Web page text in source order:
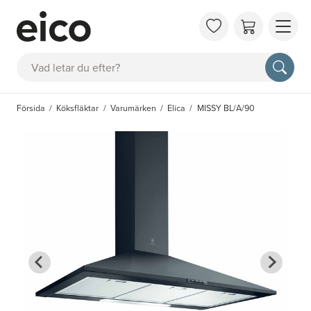
Sök
OM
FAQ
Försida Köksfläktar Varumärken Elica MISSY BL/A/90